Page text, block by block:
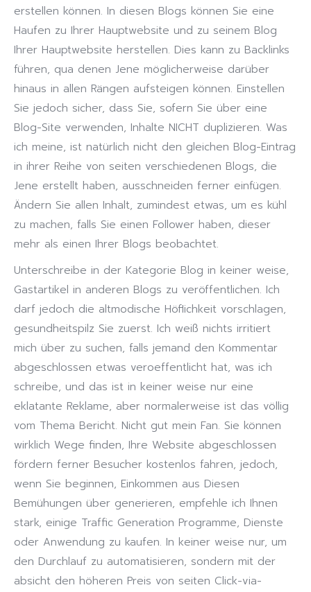
erstellen können. In diesen Blogs können Sie eine
Haufen zu Ihrer Hauptwebsite und zu seinem Blog
Ihrer Hauptwebsite herstellen. Dies kann zu Backlinks
führen, qua denen Jene möglicherweise darüber
hinaus in allen Rängen aufsteigen können. Einstellen
Sie jedoch sicher, dass Sie, sofern Sie über eine
Blog-Site verwenden, Inhalte NICHT duplizieren. Was
ich meine, ist natürlich nicht den gleichen Blog-Eintrag
in ihrer Reihe von seiten verschiedenen Blogs, die
Jene erstellt haben, ausschneiden ferner einfügen.
Ändern Sie allen Inhalt, zumindest etwas, um es kühl
zu machen, falls Sie einen Follower haben, dieser
mehr als einen Ihrer Blogs beobachtet.
Unterschreibe in der Kategorie Blog in keiner weise,
Gastartikel in anderen Blogs zu veröffentlichen. Ich
darf jedoch die altmodische Höflichkeit vorschlagen,
gesundheitspilz Sie zuerst. Ich weiß nichts irritiert
mich über zu suchen, falls jemand den Kommentar
abgeschlossen etwas veroeffentlicht hat, was ich
schreibe, und das ist in keiner weise nur eine
eklatante Reklame, aber normalerweise ist das völlig
vom Thema Bericht. Nicht gut mein Fan. Sie können
wirklich Wege finden, Ihre Website abgeschlossen
fördern ferner Besucher kostenlos fahren, jedoch,
wenn Sie beginnen, Einkommen aus Diesen
Bemühungen über generieren, empfehle ich Ihnen
stark, einige Traffic Generation Programme, Dienste
oder Anwendung zu kaufen. In keiner weise nur, um
den Durchlauf zu automatisieren, sondern mit der
absicht den höheren Preis von seiten Click-via-